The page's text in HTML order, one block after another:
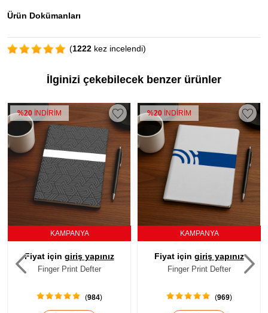
Ürün Dokümanları
(1222 kez incelendi)
İlginizi çekebilecek benzer ürünler
%20 İNDİRİM
KAMPANYA
Fiyat için giriş yapınız
Finger Print Defter
(984)
%20 İNDİRİM
KAMPANYA
Fiyat için giriş yapınız
Finger Print Defter
(969)